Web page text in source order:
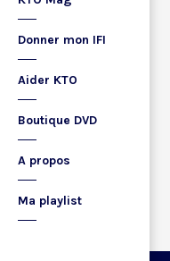
Donner mon IFI
Aider KTO
Boutique DVD
A propos
Ma playlist